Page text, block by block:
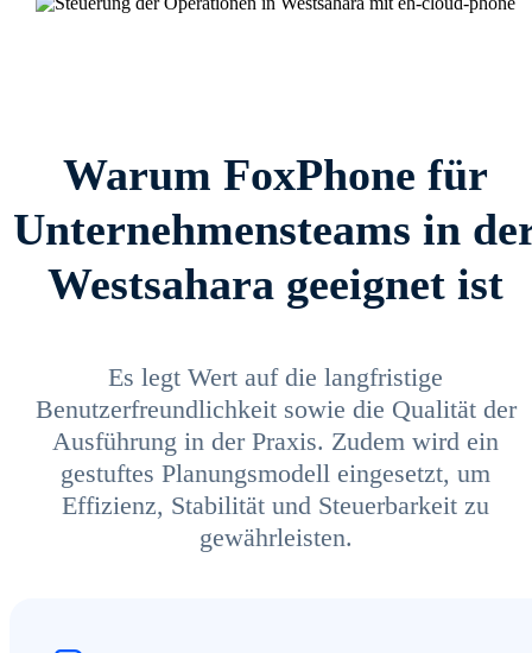
Warum FoxPhone für
Unternehmensteams in
Westsahara geeignet ist
Es legt Wert auf die langfristige
Benutzerfreundlichkeit sowie die Qualität der
Ausführung in der Praxis. Zudem wird ein
gestuftes Planungsmodell eingesetzt, um
Effizienz, Stabilität und Steuerbarkeit zu
gewährleisten.